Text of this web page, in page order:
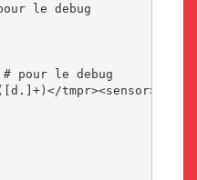
le debug
pour le debug
tmpr><sensor>0</